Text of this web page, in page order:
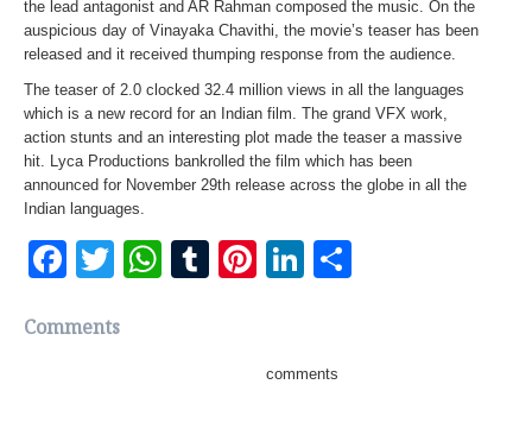
the lead antagonist and AR Rahman composed the music. On the
auspicious day of Vinayaka Chavithi, the movie’s teaser has been
released and it received thumping response from the audience.
The teaser of 2.0 clocked 32.4 million views in all the languages
which is a new record for an Indian film. The grand VFX work,
action stunts and an interesting plot made the teaser a massive
hit. Lyca Productions bankrolled the film which has been
announced for November 29th release across the globe in all the
Indian languages.
Facebook
TwitterWhatsApp
TumblrPinterest
LinkedIn
Comments
comments